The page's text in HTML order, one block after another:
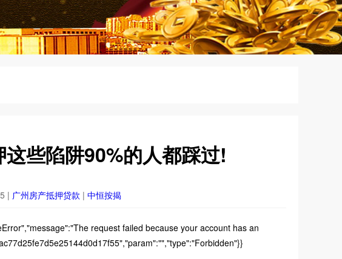
些陷阱90%的人都踩过!
| 广州房产抵押贷款 | 中恒按揭
request failed because your account has an